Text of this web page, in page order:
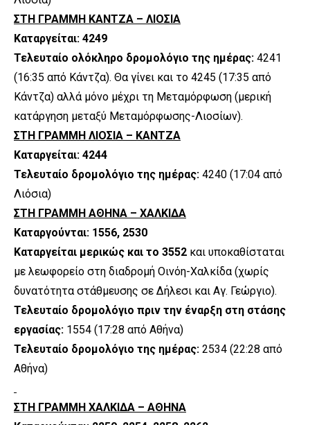
ΣΤΗ ΓΡΑΜΜΗ ΚΑΝΤΖΑ – ΛΙΟΣΙΑ
Καταργείται: 4249
Τελευταίο ολόκληρο δρομολόγιο της ημέρας: 4241
(16:35 από Κάντζα). Θα γίνει και το 4245 (17:35 από
Κάντζα) αλλά μόνο μέχρι τη Μεταμόρφωση (μερική
κατάργηση μεταξύ Μεταμόρφωσης-Λιοσίων).
ΣΤΗ ΓΡΑΜΜΗ ΛΙΟΣΙΑ – ΚΑΝΤΖΑ
Καταργείται: 4244
Τελευταίο δρομολόγιο της ημέρας: 4240 (17:04 από
Λιόσια)
ΣΤΗ ΓΡΑΜΜΗ ΑΘΗΝΑ – ΧΑΛΚΙΔΑ
Καταργούνται: 1556, 2530
Καταργείται μερικώς και το 3552 και υποκαθίσταται
με λεωφορείο στη διαδρομή Οινόη-Χαλκίδα (χωρίς
δυνατότητα στάθμευσης σε Δήλεσι και Αγ. Γεώργιο).
Τελευταίο δρομολόγιο πριν την έναρξη στη στάσης
εργασίας: 1554 (17:28 από Αθήνα)
Τελευταίο δρομολόγιο της ημέρας: 2534 (22:28 από
Αθήνα)
ΣΤΗ ΓΡΑΜΜΗ ΧΑΛΚΙΔΑ – ΑΘΗΝΑ